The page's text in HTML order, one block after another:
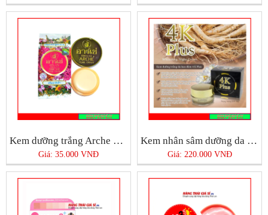
Kem dưỡng trắng Arche Thái Lan
Giá: 35.000 VNĐ
Kem nhân sâm dưỡng da mặt ban đêm 4K Plus
Giá: 220.000 VNĐ